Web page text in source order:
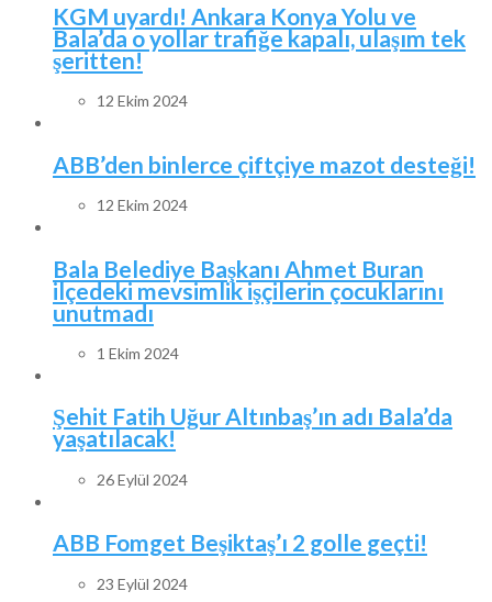
KGM uyardı! Ankara Konya Yolu ve
Bala’da o yollar trafiğe kapalı, ulaşım tek
şeritten!
12 Ekim 2024
ABB’den binlerce çiftçiye mazot desteği!
12 Ekim 2024
Bala Belediye Başkanı Ahmet Buran
ilçedeki mevsimlik işçilerin çocuklarını
unutmadı
1 Ekim 2024
Şehit Fatih Uğur Altınbaş’ın adı Bala’da
yaşatılacak!
26 Eylül 2024
ABB Fomget Beşiktaş’ı 2 golle geçti!
23 Eylül 2024